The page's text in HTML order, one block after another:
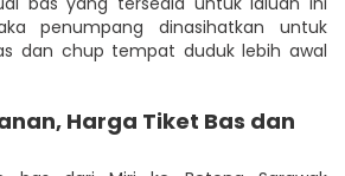
penumpang dinasihatkan untuk
dan chup tempat duduk lebih awal
Harga Tiket Bas dan